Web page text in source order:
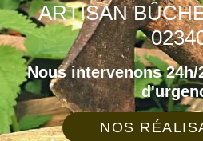
ARTISAN
Nous intervenons
NOS